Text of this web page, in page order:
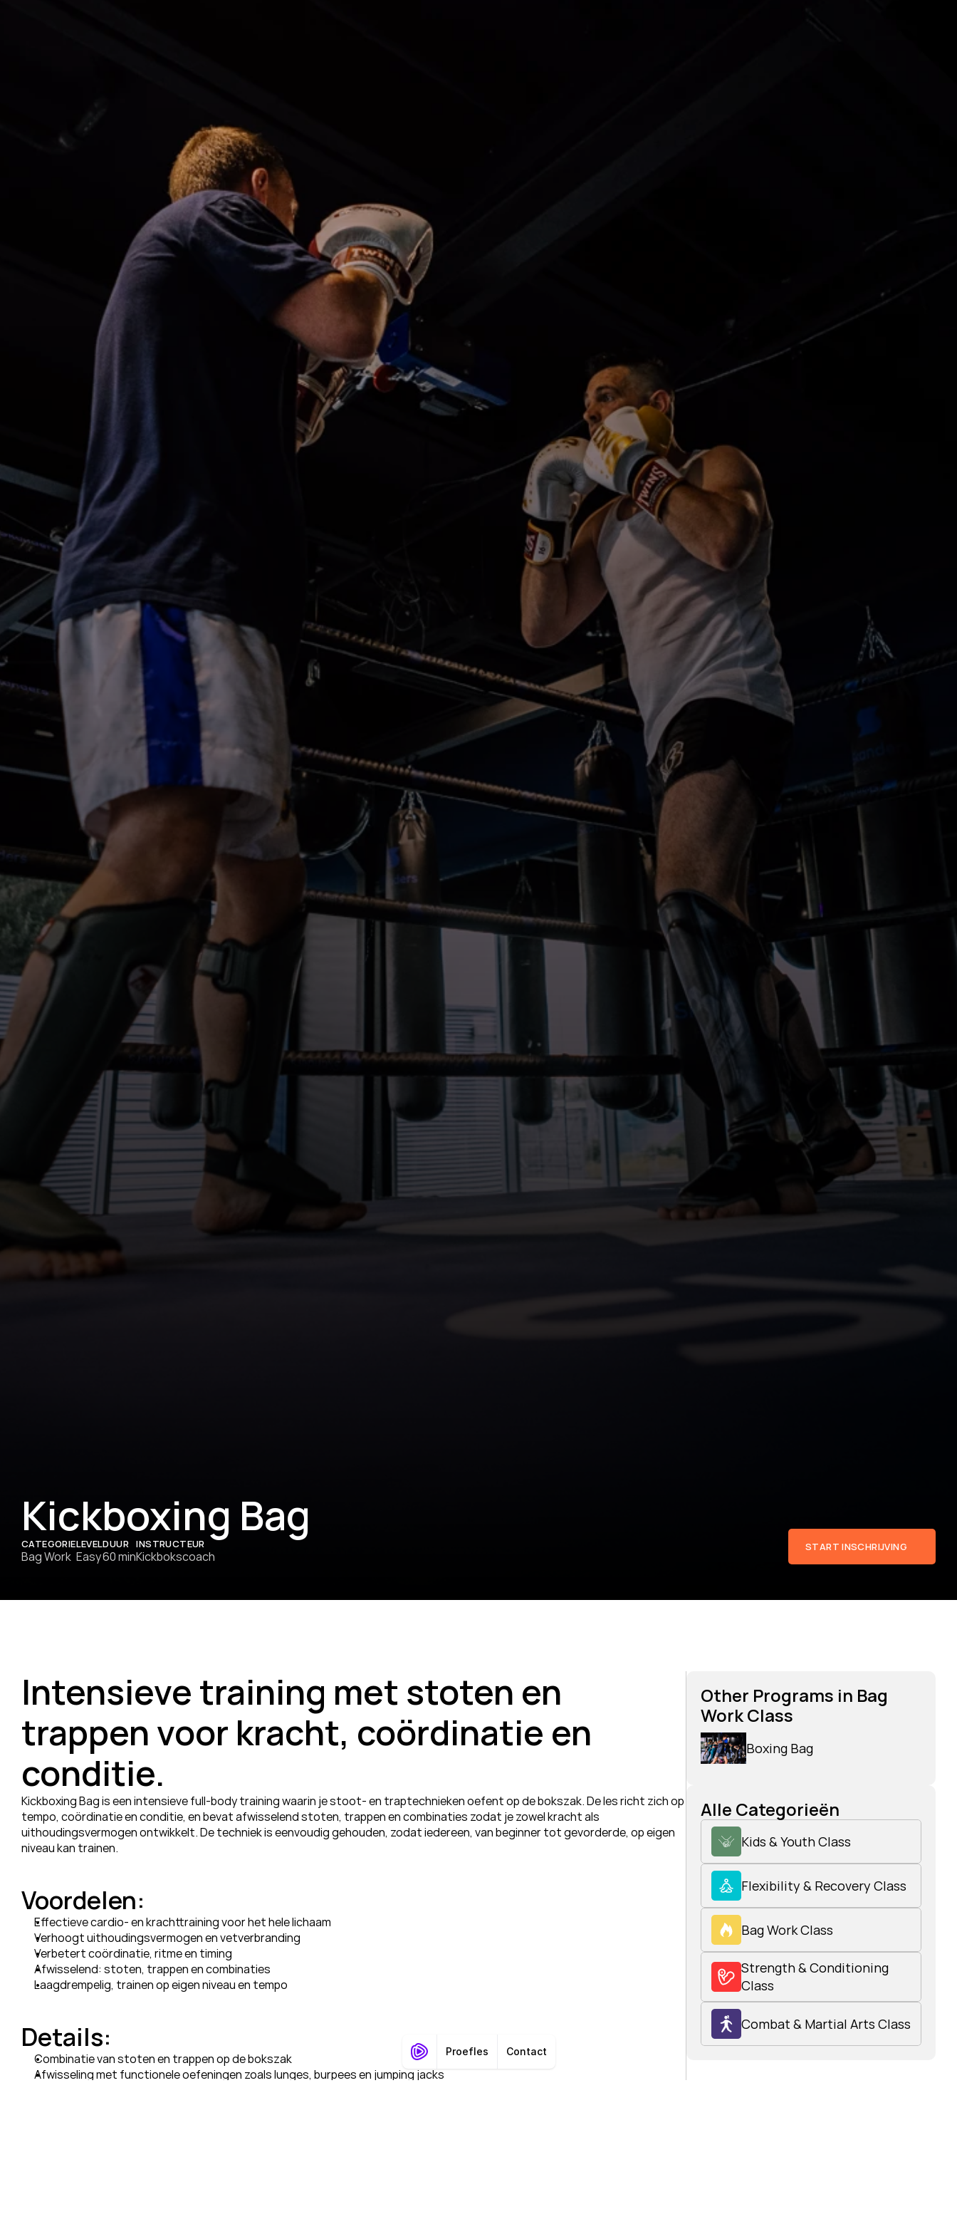
Kickboxing Bag
CATEGORIE
Bag Work
LEVEL
Easy
DUUR
60 min
INSTRUCTEUR
Kickbokscoach
START INSCHRIJVING
Intensieve training met stoten en
trappen voor kracht, coördinatie en
conditie.
Kickboxing Bag is een intensieve full-body training waarin je stoot- en traptechnieken oefent op de bokszak. De les richt zich op
tempo, coördinatie en conditie, en bevat afwisselend stoten, trappen en combinaties zodat je zowel kracht als
uithoudingsvermogen ontwikkelt. De techniek is eenvoudig gehouden, zodat iedereen, van beginner tot gevorderde, op eigen
niveau kan trainen.
Voordelen:
Effectieve cardio- en krachttraining voor het hele lichaam
Verhoogt uithoudingsvermogen en vetverbranding
Verbetert coördinatie, ritme en timing
Afwisselend: stoten, trappen en combinaties
Laagdrempelig, trainen op eigen niveau en tempo
Details:
Combinatie van stoten en trappen op de bokszak
Afwisseling met functionele oefeningen zoals lunges, burpees en jumping jacks
Other Programs in Bag
Work Class
Boxing Bag
Alle Categorieën
Kids & Youth Class
Flexibility & Recovery Class
Bag Work Class
Strength & Conditioning
Class
Combat & Martial Arts Class